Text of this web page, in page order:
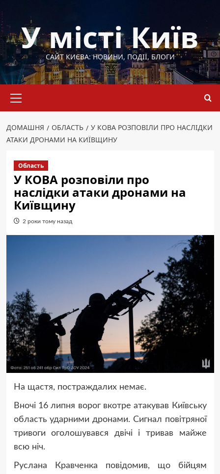
до
вмістуУ місті Київ
САЙТ КИЄВА: НОВИНИ, ПОДІЇ, БЛОГИ
меню
ДОМАШНЯ ОБЛАСТЬ
У КОВА РОЗПОВІЛИ ПРО НАСЛІДКИ
АТАКИ ДРОНАМИ НА КИЇВЩИНУ
Область
У КОВА розповіли про
наслідки атаки дронами на
Київщину
2 роки тому назад
На щастя, постраждалих немає.
Вночі 16 липня ворог вкотре атакував Київську
область ударними дронами. Сигнал повітряної
тривоги оголошувався двічі і тривав майже
всю ніч.
Руслана Кравченка повідомив, що бійцям